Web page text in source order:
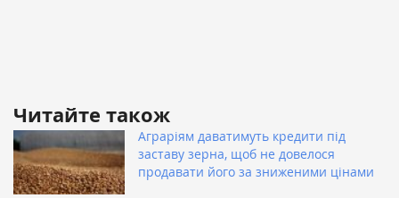
Читайте також
Аграріям даватимуть кредити під
заставу зерна, щоб не довелося
продавати його за зниженими цінами